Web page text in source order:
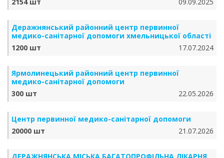
Деражнянський районний центр первинної
медико-санітарної допомоги хмельницької області
1200 шт
17.07.2024
Ярмолинецький районний центр первинної
медико-санітарної допомоги
300 шт
22.05.2026
Центр первинної медико-санітарної допомоги
20000 шт
21.07.2026